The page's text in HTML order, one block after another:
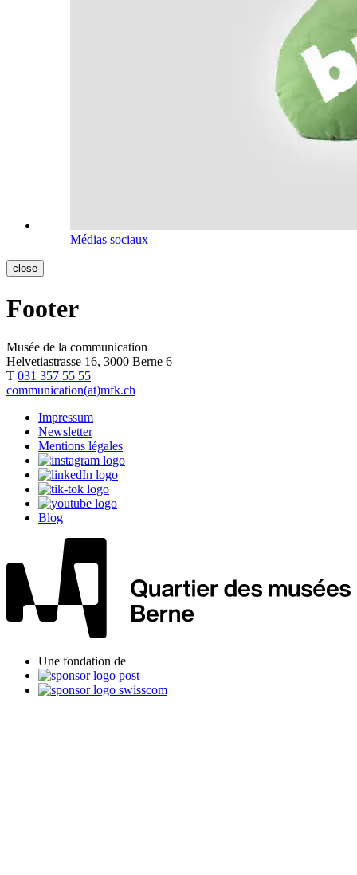
Médias sociaux
close
Footer
Musée de la communication
Helvetiastrasse 16, 3000 Berne 6
T 031 357 55 55
communication(at)mfk.ch
Impressum
Newsletter
Mentions légales
Blog
Une fondation de